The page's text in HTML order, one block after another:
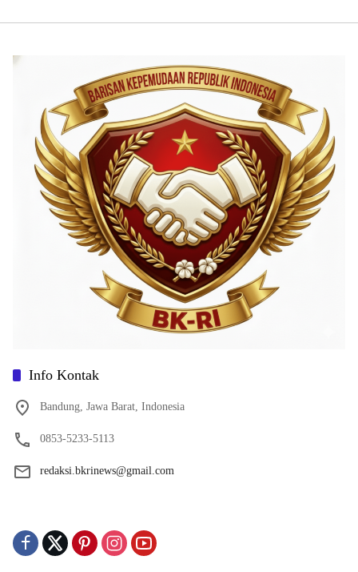
Info Kontak
Bandung, Jawa Barat, Indonesia
0853-5233-5113
redaksi.bkrinews@gmail.com